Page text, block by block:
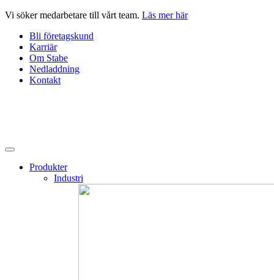
Hoppa
innehåll
Vi söker medarbetare till vårt team. Läs mer här
Bli företagskund
Karriär
Om Stabe
Nedladdning
Kontakt
Produkter
Industri